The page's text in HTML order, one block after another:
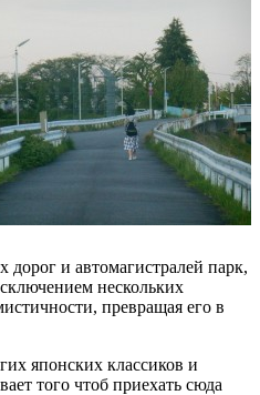
дорог и автомагистралей парк,
нескольких
превращая его в
японских классиков и
того чтоб приехать сюда